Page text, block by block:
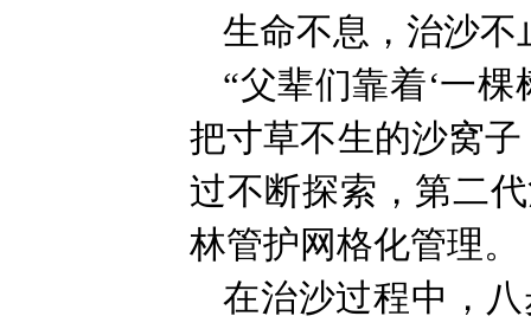
生命不息，治沙不
“父辈们靠着‘一
把寸草不生的沙窝
过不断探索，第二
林管护网格化管理。
在治沙过程中，